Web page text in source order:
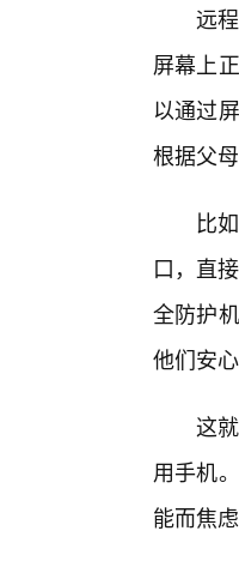
远
屏幕上
以通过
根据父
比
口，直
全防护
他们安
这
用手机
能而焦虑